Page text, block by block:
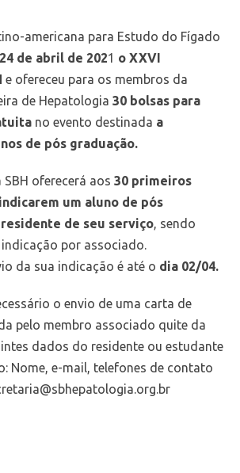
americana para Estudo do Fígado
de abril de 2021 o XXVI
e ofereceu para os membros da
de Hepatologia 30 bolsas para
no evento destinada a
de pós graduação.
oferecerá aos 30 primeiros
um aluno de pós
de seu serviço, sendo
por associado.
da sua indicação é até o dia 02/04.
o envio de uma carta de
pelo membro associado quite da
dados do residente ou estudante
Nome, e-mail, telefones de contato